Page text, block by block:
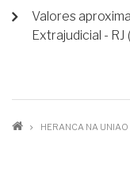
Valores
Extrajudicial - RJ
TRILHA
HERANCA NA